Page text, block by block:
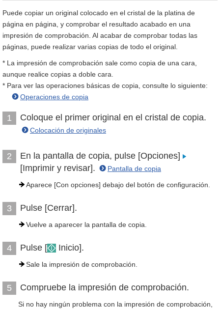
Puede copiar un original colocado en el cristal de la platina de
página en página, y comprobar el resultado acabado en una
impresión de comprobación. Al acabar de comprobar todas las
páginas, puede realizar varias copias de todo el original.
* La impresión de comprobación sale como copia de una cara,
aunque realice copias a doble cara.
* Para ver las operaciones básicas de copia, consulte lo siguiente:
Operaciones de copia
1 Coloque el primer original en el cristal de copia.
Colocación de originales
2
En la pantalla de copia, pulse [Opciones]
[Imprimir y revisar].
Pantalla de copia
Aparece [Con opciones] debajo del botón de configuración.
3 Pulse [Cerrar].
Vuelve a aparecer la pantalla de copia.
4 Pulse [ Inicio].
Sale la impresión de comprobación.
5 Compruebe la impresión de comprobación.
Si no hay ningún problema con la impresión de comprobación,